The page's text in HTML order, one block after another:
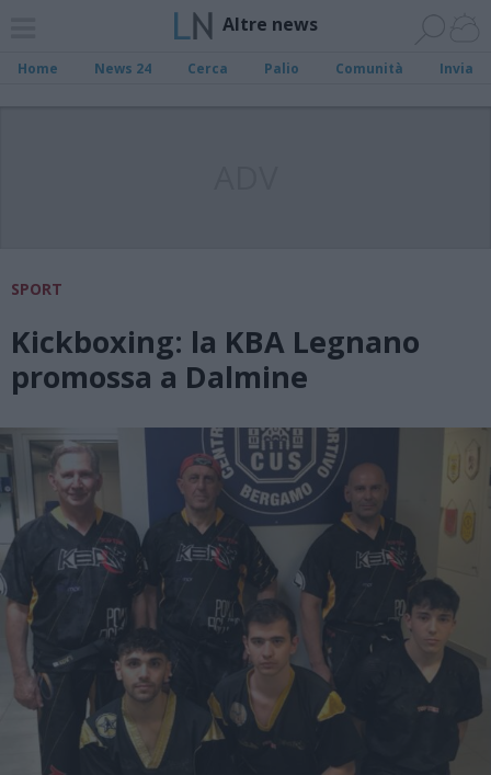
Altre news
Home News 24 Cerca Palio Comunità Invia
SPORT
Kickboxing: la KBA Legnano
promossa a Dalmine